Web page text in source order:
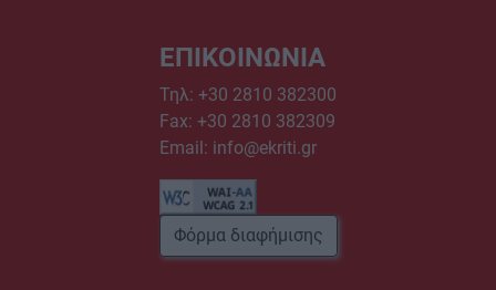
ΕΠΙΚΟΙΝΩΝΙΑ
Τηλ: +30 2810 382300
Fax: +30 2810 382309
Email: info@ekriti.gr
Φόρμα διαφήμισης